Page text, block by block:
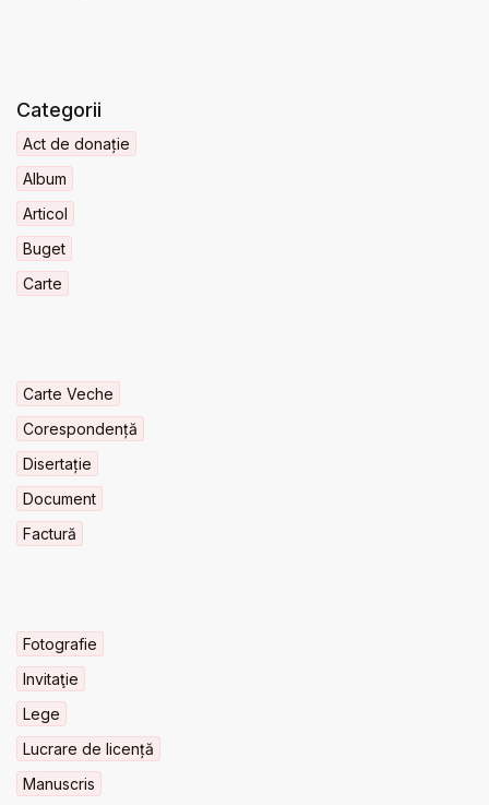
Categorii
Act de donație
Album
Articol
Buget
Carte
Carte Veche
Corespondență
Disertație
Document
Factură
Fotografie
Invitaţie
Lege
Lucrare de licență
Manuscris